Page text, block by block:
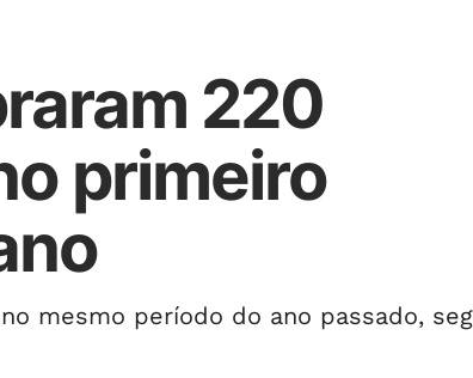
220
primeiro
mesmo período do ano passado,